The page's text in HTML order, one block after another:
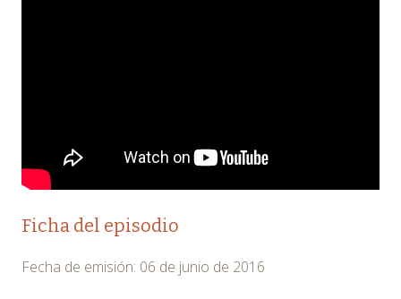
Ficha del episodio
Fecha de emisión: 06 de junio de 2016